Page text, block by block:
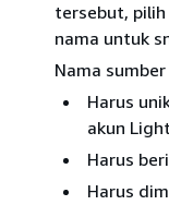
tersebut, pilih
nama untuk
Nama
Harus
akun
Harus
Harus